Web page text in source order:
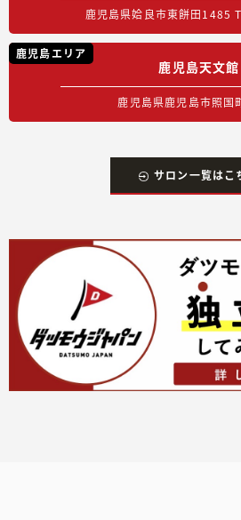
鹿児島県姶良市東餅田1485
鹿児島エリア
鹿児島天文館
鹿児島県鹿児島市照国
サロン一覧はこ